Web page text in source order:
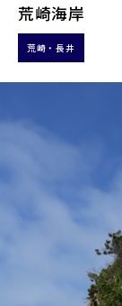
荒崎海岸
荒崎・長井